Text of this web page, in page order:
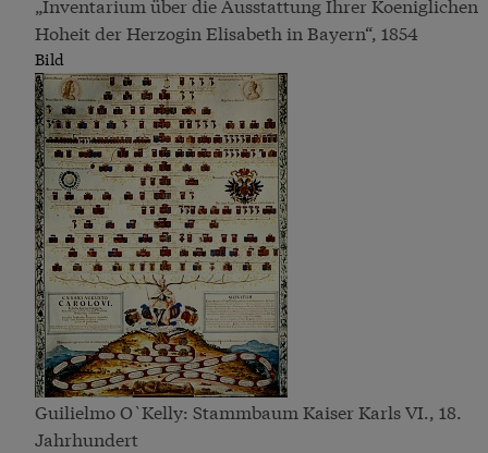
Hoheit der Herzogin Elisabeth in Bayern“, 1854
Bild
Guilielmo O`Kelly: Stammbaum Kaiser Karls VI., 18.
Jahrhundert